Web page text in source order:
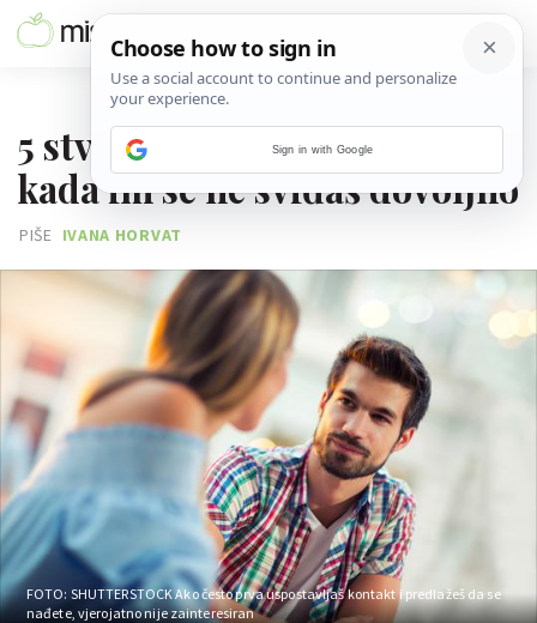
5 stvari koje muškarci rade
kada im se ne sviđaš dovoljno
PIŠE IVANA HORVAT
FOTO: SHUTTERSTOCKAko često prva uspostavljaš kontakt i predlažeš da se
nađete, vjerojatno nije zainteresiran
Sign in with Google